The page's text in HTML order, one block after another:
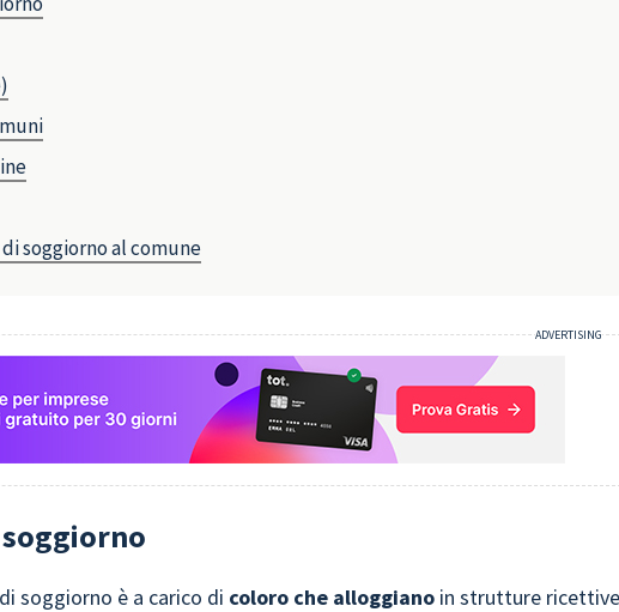
di soggiorno al comune
soggiorno
soggiorno è a carico di coloro che alloggiano in strutture ricettive